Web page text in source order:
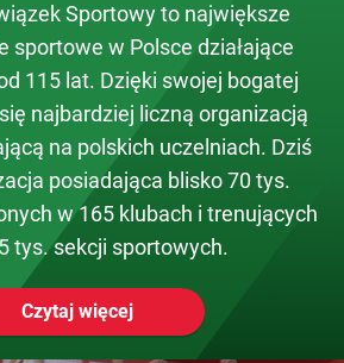
Sportowy to największe
sportowe w Polsce działające
115 lat. Dzięki swojej bogatej
najbardziej liczną organizacją
na polskich uczelniach. Dziś
posiadająca blisko 70 tys.
w 165 klubach i trenujących
tys. sekcji sportowych.
Czytaj więcej